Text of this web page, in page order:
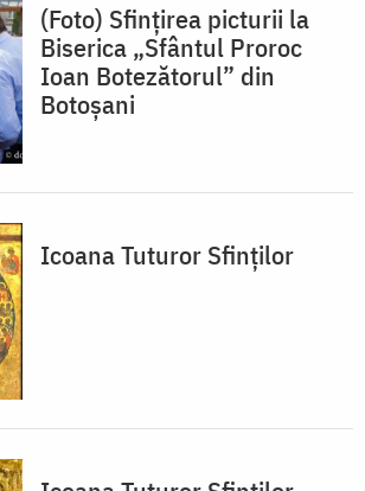
(Foto) Sfințirea picturii la
Biserica „Sfântul Proroc
Ioan Botezătorul” din
Botoșani
Icoana Tuturor Sfinților